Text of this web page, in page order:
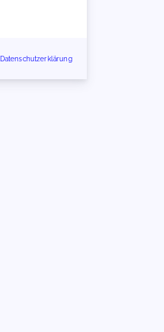
Datenschutzerklärung